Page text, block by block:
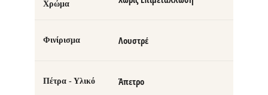
Χρώμα
Φινίρισμα Λουστρέ
Πέτρα - Υλικό Άπετρο